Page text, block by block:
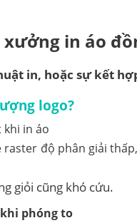
in áo
in, hoặc sự kết
logo?
độ phân giải
giỏi cũng khó cứu.
phóng to